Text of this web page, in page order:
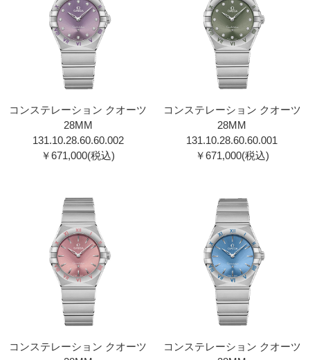
コンステレーション クオーツ
28MM
131.10.28.60.60.002
￥671,000(税込)
コンステレーション クオーツ
28MM
131.10.28.60.60.001
￥671,000(税込)
コンステレーション クオーツ
コンステレーション クオーツ